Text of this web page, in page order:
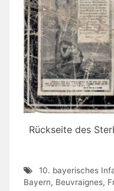
Rückseite des
10. bayerisches
Bayern, Beuvraignes,